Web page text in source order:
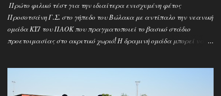
Πρώτο φιλικό τέστ για την ιδιαίτερα ενισχυμένη φέτος
Προσοτσάνη Γ.Σ. στο γήπεδο του Βώλακα με αντίπαλο την νεανική
ομάδα Κ17 του ΠΑΟΚ που πραγματοποιεί το βασικό στάδιο
προετοιμασίας στο ακριτικό χωριό! Η δραμινή ομάδα μπορεί να
κινήσεις και σίγουρα θέλει τον απαραίτητο χρόνο για να ''δέσει''